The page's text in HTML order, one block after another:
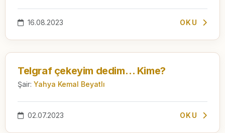
16.08.2023 OKU
Telgraf çekeyim dedim… Kime?
Şair: Yahya Kemal Beyatlı
02.07.2023 OKU